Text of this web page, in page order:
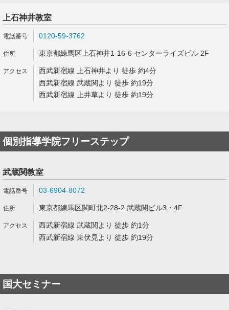
上石神井教室
0120-59-3762
東京都練馬区上石神井1-16-6 センターライズビル 2F
西武新宿線 上石神井より 徒歩 約4分
西武新宿線 武蔵関より 徒歩 約19分
西武新宿線 上井草より 徒歩 約19分
個別指導学院フリーステップ
武蔵関教室
03-6904-8072
東京都練馬区関町北2-28-2 武蔵関ビル3・4F
西武新宿線 武蔵関より 徒歩 約1分
西武新宿線 東伏見より 徒歩 約19分
国大セミナー